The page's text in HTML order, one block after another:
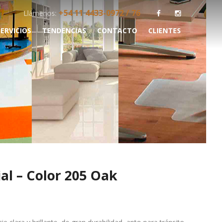
Llámenos: +54 11 4433-0972 / 76
TENDENCIAS CONTACTO CLIENTES
– Color 205 Oak